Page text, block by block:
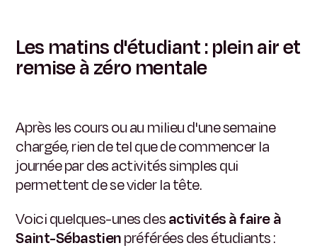
Les matins d'étudiant : plein air et
remise à zéro mentale
Après les cours ou au milieu d'une semaine
chargée, rien de tel que de commencer la
journée par des activités simples qui
permettent de se vider la tête.
Voici quelques-unes desactivités à faire à
Saint-Sébastienpréférées des étudiants :